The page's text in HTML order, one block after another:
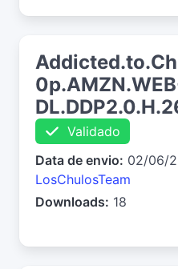
Validado
Data de envio: 02/06/
LosChulosTeam
Downloads: 18